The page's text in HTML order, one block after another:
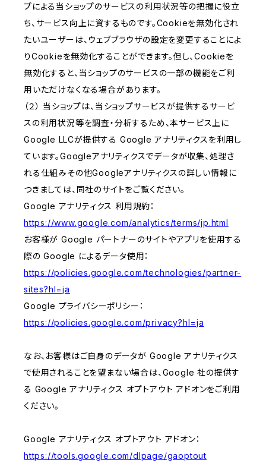
プによる当ショップのサービスの利用状況等の把握に役立
ち、サービス向上に資するものです。Cookieを無効化され
たいユーザーは、ウェブブラウザの設定を変更することによ
りCookieを無効化することができます。但し、Cookieを
無効化すると、当ショップのサービスの一部の機能をご利
用いただけなくなる場合があります。
（２） 当ショップは、当ショップサービスが提供するサービ
スの利用状況等を調査・分析するため、本サービス上に
Google LLCが提供する Google アナリティクスを利用し
ています。Googleアナリティクスでデータが収集、処理さ
れる仕組みその他Googleアナリティクスの詳しい情報に
つきましては、同社のサイトをご覧ください。
Google アナリティクス 利用規約：
https://www.google.com/analytics/terms/jp.html
お客様が Google パートナーのサイトやアプリを使用する
際の Google によるデータ使用：
https://policies.google.com/technologies/partner-
sites?hl=ja
Google プライバシーポリシー：
https://policies.google.com/privacy?hl=ja
なお、お客様はご自身のデータが Google アナリティクス
で使用されることを望まない場合は、Google 社の提供す
る Google アナリティクス オプトアウト アドオンをご利用
ください。
Google アナリティクス オプトアウト アドオン：
https://tools.google.com/dlpage/gaoptout